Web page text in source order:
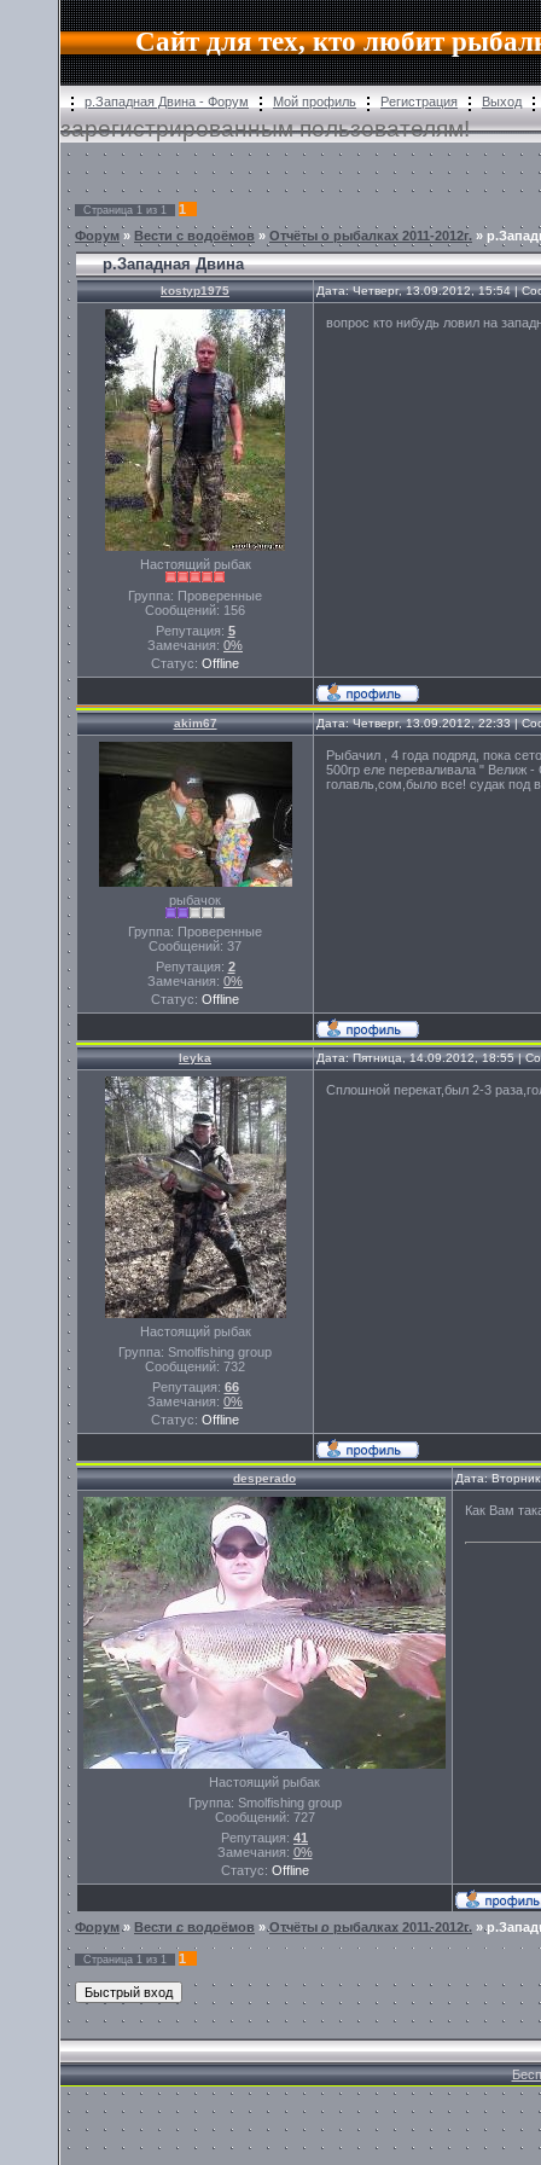
Сайт для тех, кто любит
р.Западная Двина - Форум Мой профиль Регистрация Выход
зарегистрированным пользователям!
Страница 1 из 1
1
Форум » Вести с водоёмов » Отчёты о рыбалках 2011-2012г. »
р.Западная Двина
kostyp1975 Дата: Четверг, 13.09.2012, 15:54 |
Настоящий рыбак
Группа: Проверенные
Сообщений: 156
Репутация: 5
Замечания: 0%
Статус: Offline
вопрос кто нибудь ловил на
akim67 Дата: Четверг, 13.09.2012, 22:33 |
рыбачок
Группа: Проверенные
Сообщений: 37
Репутация: 2
Замечания: 0%
Статус: Offline
Рыбачил , 4 года подряд, пока
500гр еле переваливала " Велиж -
голавль,сом,было все! судак под
leyka Дата: Пятница, 14.09.2012, 18:55 |
Настоящий рыбак
Группа: Smolfishing group
Сообщений: 732
Репутация: 66
Замечания: 0%
Статус: Offline
Сплошной перекат,был 2-3
desperado Дата:
Настоящий рыбак
Группа: Smolfishing group
Сообщений: 727
Репутация: 41
Замечания: 0%
Статус: Offline
Как Вам
Форум» Вести с водоёмов »Отчёты о рыбалках 2011-2012г. »
Страница 1 из 1 1